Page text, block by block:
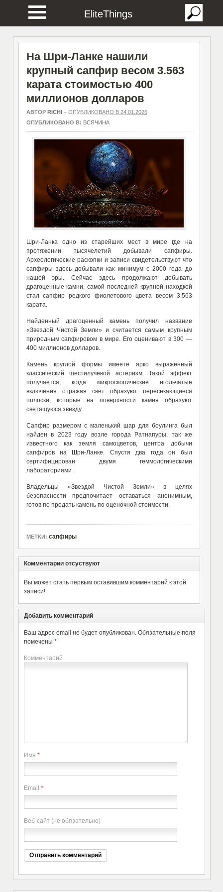
EliteThings
На Шри-Ланке нашили
крупный сапфир весом 3.563
карата стоимостью 400
миллионов долларов
АВТОР RICHI– ОПУБЛИКОВАНО В 24.01.2026
ОПУБЛИКОВАНО В: ВСЯЧИНА
Шри-Ланка одно из старейших мест в мире где на
протяжении тысячелетий добывали сапфиры.
Археологические раскопки и записи свидетельствуют что
сапфиры здесь добывали как минимум с 2000 года до
нашей эры. Сейчас здесь продолжают добывать
драгоценные камни, самой последней крупной находкой
стал сапфир редкого фиолетового цвета весом 3.563
карата.
Найденный драгоценный камень получил название
«Звездой Чистой Земли» и считается самым крупным
природным сапфировом в мире. Его оценивают в 300 —
400 миллионов долларов.
Камень круглой формы имеете ярко выраженный
классический шестилучевой астеризм. Такой эффект
получается, когда микроскопические игольчатые
включения отражая свет образуют пересекающиеся
полоски, которые на поверхности камня образуют
светящуюся звезду.
Сапфир размером с маленький шар для боулинга был
найден в 2023 году возле города Ратнапуры, так же
известного как земля самоцветов, центра добычи
сапфиров на Шри-Ланке. Спустя два года он был
сертифицирован двумя геммологическими
лабораториями .
Владельцы «Звездой Чистой Земли» в целях
безопасности предпочитает оставаться анонимным,
готов по продать камень по оценочной стоимости.
МЕТКИ: сапфиры
Комментарии отсуствуют
Вы может стать первым оставившим комментарий к этой
записи!
Добавить комментарий
Ваш адрес email не будет опубликован. Обязательные поля
помечены *
Комментарий
Имя *
Email *
Веб-сайт (не обязательно)